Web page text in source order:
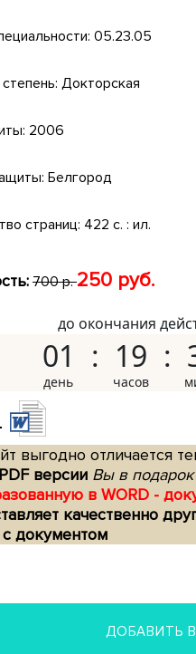
05.23.05
Докторская
2006
Белгород
страниц: 422 с. : ил.
700 р.250 руб.
до окончания
01 19
выгодно отличается
версии Вы в подарок
в WORD -
качественно
с документом
ДОБАВИТЬ